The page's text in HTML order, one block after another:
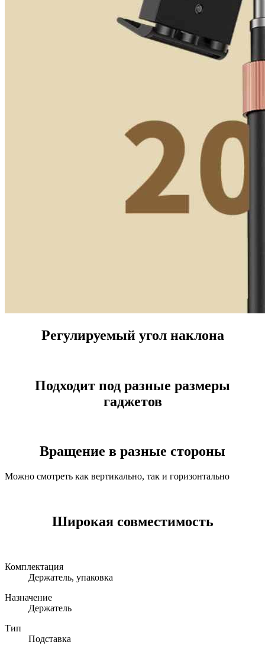
Регулируемый угол наклона
Подходит под разные размеры
гаджетов
Вращение в разные стороны
Можно смотреть как вертикально, так и горизонтально
Широкая совместимость
Комплектация
Держатель, упаковка
Назначение
Держатель
Тип
Подставка